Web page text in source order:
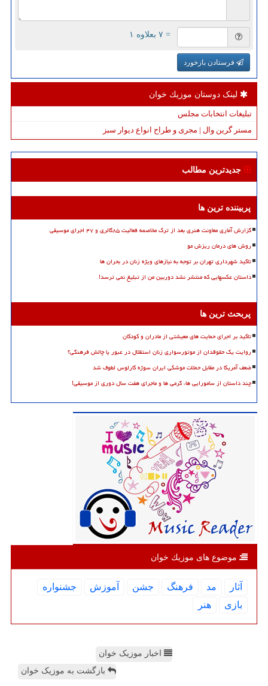
= ۷ بعلاوه ۱
فرستادن بازخورد
لینک دوستان موزیك خوان
تبلیغات انتخابات مجلس
مستر گرین وال | مجری و طراح انواع دیوار سبز
جدیدترین مطالب
پربیننده ترین ها
گزارش آماری معاونت هنری بعد از ترک مخاصمه فعالیت ۸۵گالری و ۴۷ اجرای موسیقی
روش های درمان ریزش مو
تاکید شهرداری تهران بر توجه به نیازهای ویژه زنان در بحران ها
داستان عکسهایی که منتشر نشد دوربین من از تبلیغ نمی ترسد!
پربحث ترین ها
تاکید بر اجرای حمایت های معیشتی از مادران و کودکان
روایت یک حقوقدان از موتورسواری زنان استقلال در عبور یا چالش فرهنگی؟
ضعف آمریکا در مقابل حملات موشکی ایران سوژه کارلوس لطوف شد
چند داستان از سامورایی ها، گرمی ها و ماجرای هفت سال دوری از موسیقی!
موضوع های موزیك خوان
آثار مد فرهنگ جشن آموزش
جشنواره
بازی
هنر
اخبار موزیک خوان
بازگشت به موزیک خوان